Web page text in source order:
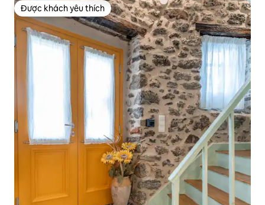
Được khách yêu thích
Được khách yêu thích